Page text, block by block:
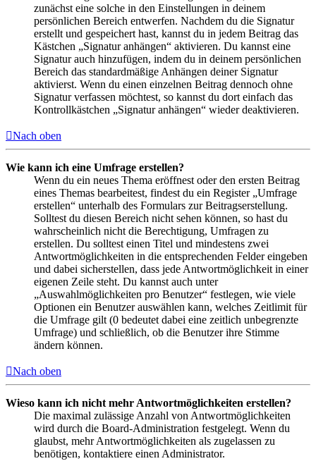
zunächst eine solche in den Einstellungen in deinem
persönlichen Bereich entwerfen. Nachdem du die Signatur
erstellt und gespeichert hast, kannst du in jedem Beitrag das
Kästchen „Signatur anhängen“ aktivieren. Du kannst eine
Signatur auch hinzufügen, indem du in deinem persönlichen
Bereich das standardmäßige Anhängen deiner Signatur
aktivierst. Wenn du einen einzelnen Beitrag dennoch ohne
Signatur verfassen möchtest, so kannst du dort einfach das
Kontrollkästchen „Signatur anhängen“ wieder deaktivieren.
Nach oben
Wie kann ich eine Umfrage erstellen?
Wenn du ein neues Thema eröffnest oder den ersten Beitrag
eines Themas bearbeitest, findest du ein Register „Umfrage
erstellen“ unterhalb des Formulars zur Beitragserstellung.
Solltest du diesen Bereich nicht sehen können, so hast du
wahrscheinlich nicht die Berechtigung, Umfragen zu
erstellen. Du solltest einen Titel und mindestens zwei
Antwortmöglichkeiten in die entsprechenden Felder eingeben
und dabei sicherstellen, dass jede Antwortmöglichkeit in einer
eigenen Zeile steht. Du kannst auch unter
„Auswahlmöglichkeiten pro Benutzer“ festlegen, wie viele
Optionen ein Benutzer auswählen kann, welches Zeitlimit für
die Umfrage gilt (0 bedeutet dabei eine zeitlich unbegrenzte
Umfrage) und schließlich, ob die Benutzer ihre Stimme
ändern können.
Nach oben
Wieso kann ich nicht mehr Antwortmöglichkeiten erstellen?
Die maximal zulässige Anzahl von Antwortmöglichkeiten
wird durch die Board-Administration festgelegt. Wenn du
glaubst, mehr Antwortmöglichkeiten als zugelassen zu
benötigen, kontaktiere einen Administrator.